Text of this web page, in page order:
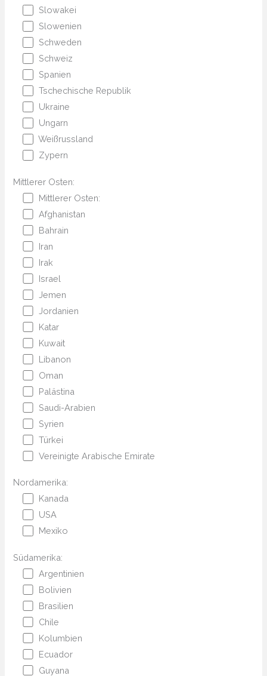
Slowakei
Slowenien
Schweden
Schweiz
Spanien
Tschechische Republik
Ukraine
Ungarn
Weißrussland
Zypern
Mittlerer Osten:
Mittlerer Osten:
Afghanistan
Bahrain
Iran
Irak
Israel
Jemen
Jordanien
Katar
Kuwait
Libanon
Oman
Palästina
Saudi-Arabien
Syrien
Türkei
Vereinigte Arabische Emirate
Nordamerika:
Kanada
USA
Mexiko
Südamerika:
Argentinien
Bolivien
Brasilien
Chile
Kolumbien
Ecuador
Guyana